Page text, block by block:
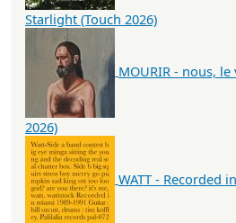
Starlight (Touch 2026)
MOURIR - nous,
2026)
WATT - Recorded